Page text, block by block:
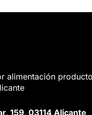
alimentación
159, 03114 Alicante